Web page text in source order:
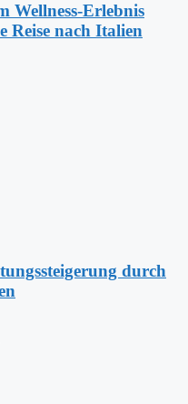
Wellness-Erlebnis
Reise nach Italien
durch